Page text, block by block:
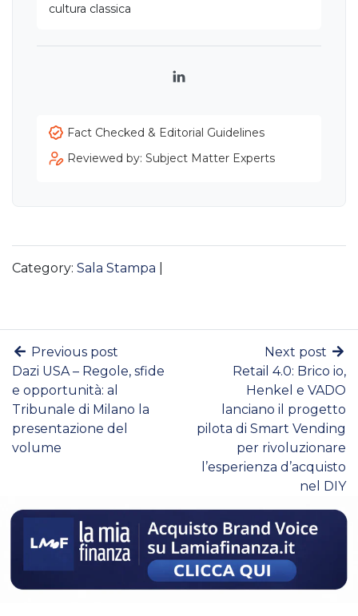
cultura classica
LinkedIn
Fact Checked & Editorial Guidelines
Reviewed by: Subject Matter Experts
Category: Sala Stampa
Previous post
Dazi USA – Regole, sfide
e opportunità: al
Tribunale di Milano la
presentazione del
volume
Next post
Retail 4.0: Brico io,
Henkel e VADO
lanciano il progetto
pilota di Smart Vending
per rivoluzionare
l’esperienza d’acquisto
nel DIY